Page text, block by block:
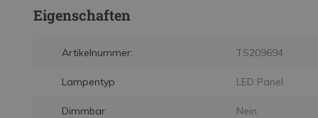
Eigenschaften
Artikelnummer: TS209694
Lampentyp LED Panel
Dimmbar Nein